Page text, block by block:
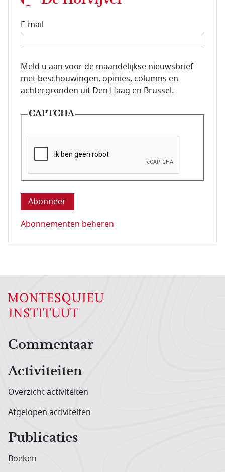
E-mail
E-mailadres van de abonnee.
Meld u aan voor de maandelijkse nieuwsbrief
met beschouwingen, opinies, columns en
achtergronden uit Den Haag en Brussel.
CAPTCHA
Deze vraag is om te controleren dat u een mens
Abonnementen beheren
Hoofdnavigatiemenu
Commentaar
Activiteiten
Overzicht activiteiten
Afgelopen activiteiten
Publicaties
Boeken